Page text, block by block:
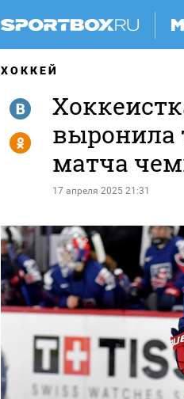
ХОККЕЙ
выронила
матча
17 апреля 2025 21:31
R
Y